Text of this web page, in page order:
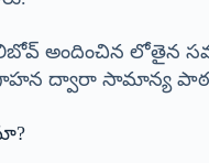
అందించిన లోతైన
ద్వారా సామాన్య